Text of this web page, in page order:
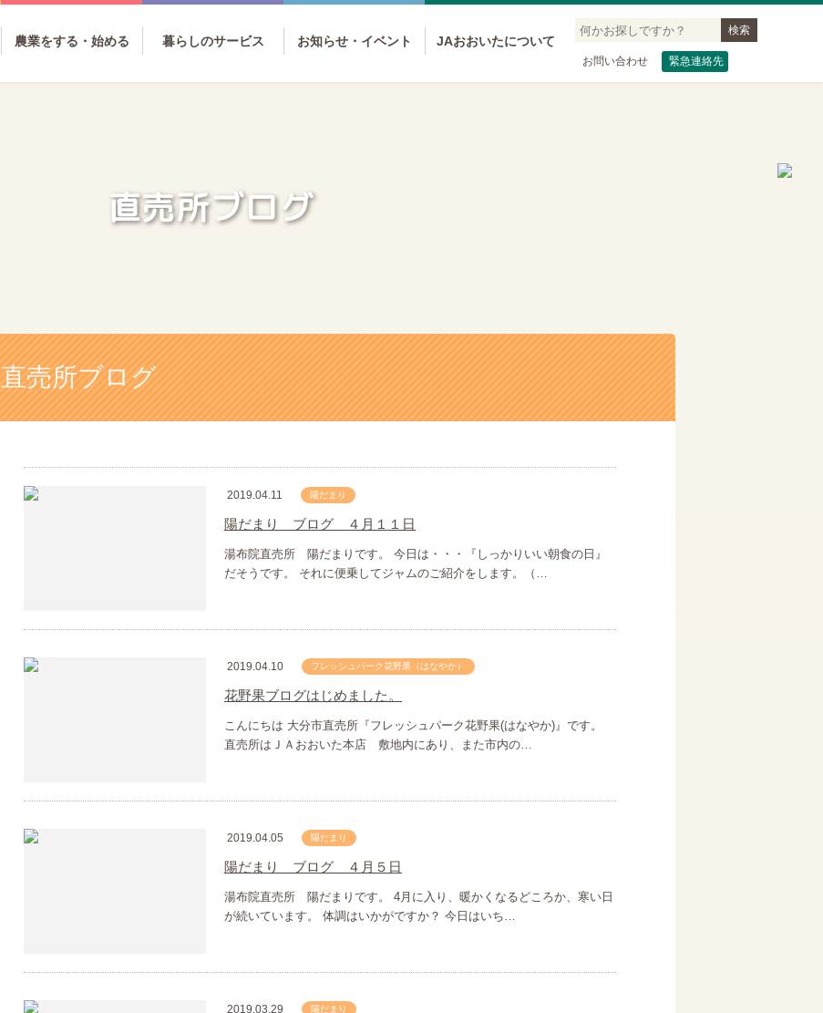
農業をする・始める 暮らしのサービス お知らせ・イベント JAおおいたについて
お問い合わせ 緊急連絡先
直売所ブログ
直売所ブログ
2019.04.11 陽だまり
陽だまり ブログ ４月１１日
湯布院直売所 陽だまりです。 今日は・・・『しっかりいい朝食の日』
だそうです。 それに便乗してジャムのご紹介をします。（…
2019.04.10 フレッシュパーク花野果（はなやか）
花野果ブログはじめました。
こんにちは 大分市直売所『フレッシュパーク花野果(はなやか)』です。
直売所はＪＡおおいた本店 敷地内にあり、また市内の…
2019.04.05 陽だまり
陽だまり ブログ ４月５日
湯布院直売所 陽だまりです。 4月に入り、暖かくなるどころか、寒い日
が続いています。 体調はいかがですか？ 今日はいち…
2019.03.29 陽だまり